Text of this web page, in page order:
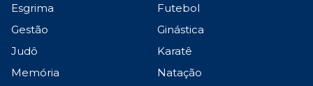
Esgrima
Futebol
Gestão
Ginástica
Judô
Karatê
Memória
Natação